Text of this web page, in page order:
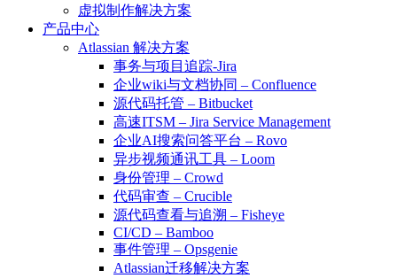
虚拟制作解决方案
产品中心
Atlassian 解决方案
事务与项目追踪-Jira
企业wiki与文档协同 – Confluence
源代码托管 – Bitbucket
高速ITSM – Jira Service Management
企业AI搜索问答平台 – Rovo
异步视频通讯工具 – Loom
身份管理 – Crowd
代码审查 – Crucible
源代码查看与追溯 – Fisheye
CI/CD – Bamboo
事件管理 – Opsgenie
Atlassian迁移解决方案